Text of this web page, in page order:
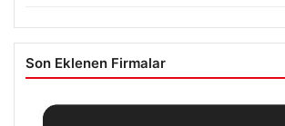
Son Eklenen Firmalar